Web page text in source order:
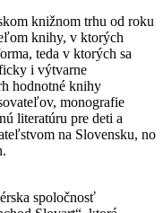
knižnom trhu od roku
knihy, v ktorých
teda v ktorých sa
i výtvarne
hodnotné knihy
monografie
literatúru pre deti a
na Slovensku, no
spoločnosť